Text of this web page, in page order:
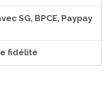
SG, BPCE, Paypay
fidélité